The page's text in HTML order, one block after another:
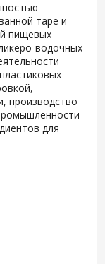
таре и
пищевых
водочных
производство
для